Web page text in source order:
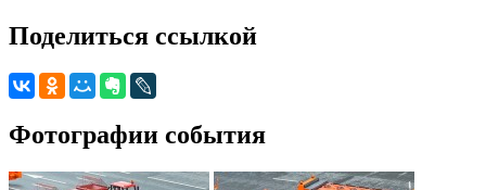
Поделиться ссылкой
Фотографии события